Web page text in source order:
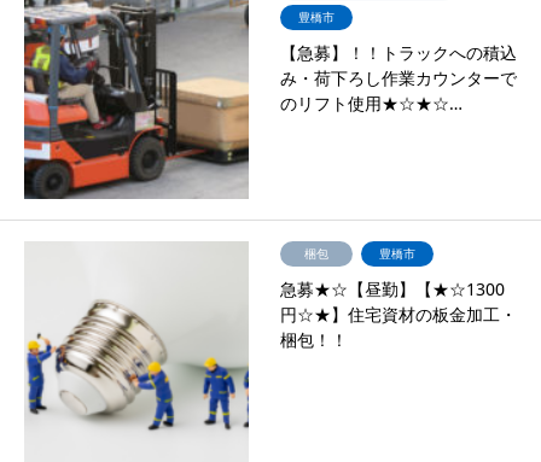
豊橋市
【急募】！！トラックへの積込
み・荷下ろし作業カウンターで
のリフト使用★☆★☆…
梱包 豊橋市
急募★☆【昼勤】【★☆1300
円☆★】住宅資材の板金加工・
梱包！！